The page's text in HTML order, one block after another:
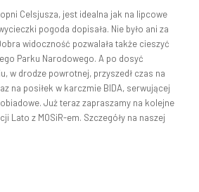
Celsjusza, jest idealna jak na lipcowe
pogoda dopisała. Nie było ani za
widoczność pozwalała także cieszyć
Parku Narodowego. A po dosyć
w drodze powrotnej, przyszedł czas na
na posiłek w karczmie BIDA, serwującej
Już teraz zapraszamy na kolejne
Lato z MOSiR-em. Szczegóły na naszej